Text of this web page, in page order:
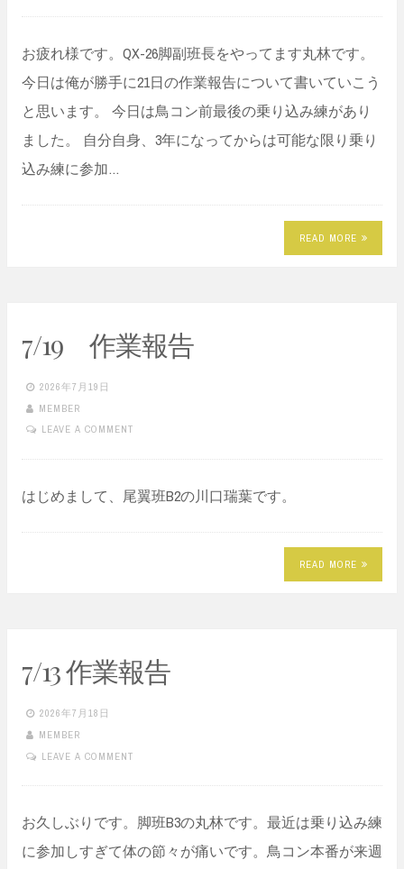
お疲れ様です。QX-26脚副班長をやってます丸林です。
今日は俺が勝手に21日の作業報告について書いていこう
と思います。 今日は鳥コン前最後の乗り込み練があり
ました。 自分自身、3年になってからは可能な限り乗り
込み練に参加…
READ MORE
7/19 作業報告
2026年7月19日
MEMBER
LEAVE A COMMENT
はじめまして、尾翼班B2の川口瑞葉です。
READ MORE
7/13 作業報告
2026年7月18日
MEMBER
LEAVE A COMMENT
お久しぶりです。脚班B3の丸林です。最近は乗り込み練
に参加しすぎて体の節々が痛いです。鳥コン本番が来週